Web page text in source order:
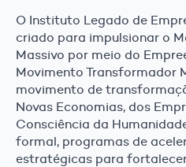
O Instituto Legado de
criado para impulsionar o
Massivo por meio do
Movimento Transformador
movimento de
Novas Economias, dos
Consciência da
formal, programas de
estratégicas para